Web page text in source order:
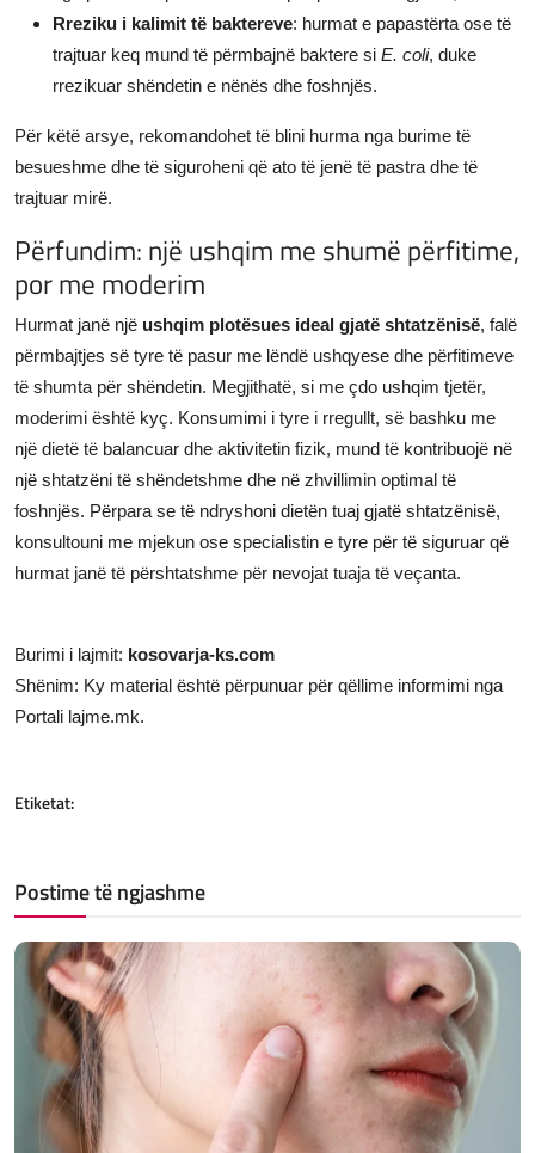
Rreziku i kalimit të baktereve: hurmat e papastërta ose të
trajtuar keq mund të përmbajnë baktere si E. coli, duke
rrezikuar shëndetin e nënës dhe foshnjës.
Për këtë arsye, rekomandohet të blini hurma nga burime të
besueshme dhe të siguroheni që ato të jenë të pastra dhe të
trajtuar mirë.
Përfundim: një ushqim me shumë përfitime,
por me moderim
Hurmat janë një ushqim plotësues ideal gjatë shtatzënisë, falë
përmbajtjes së tyre të pasur me lëndë ushqyese dhe përfitimeve
të shumta për shëndetin. Megjithatë, si me çdo ushqim tjetër,
moderimi është kyç. Konsumimi i tyre i rregullt, së bashku me
një dietë të balancuar dhe aktivitetin fizik, mund të kontribuojë në
një shtatzëni të shëndetshme dhe në zhvillimin optimal të
foshnjës. Përpara se të ndryshoni dietën tuaj gjatë shtatzënisë,
konsultouni me mjekun ose specialistin e tyre për të siguruar që
hurmat janë të përshtatshme për nevojat tuaja të veçanta.
Burimi i lajmit: kosovarja-ks.com
Shënim: Ky material është përpunuar për qëllime informimi nga
Portali lajme.mk.
Etiketat:
Postime të ngjashme